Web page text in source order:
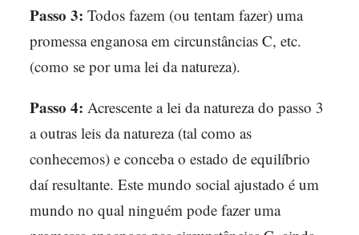
Passo 3: Todos fazem (ou tentam fazer) uma
promessa enganosa em circunstâncias C, etc.
(como se por uma lei da natureza).
Passo 4: Acrescente a lei da natureza do passo 3
a outras leis da natureza (tal como as
conhecemos) e conceba o estado de equilíbrio
daí resultante. Este mundo social ajustado é um
mundo no qual ninguém pode fazer uma